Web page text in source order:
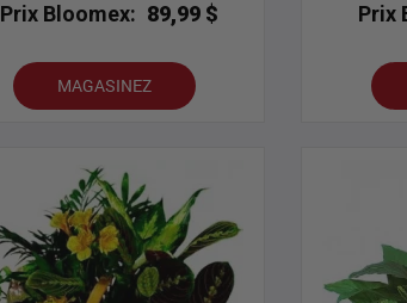
Prix Bloomex: 89,99 $
MAGASINEZ
Prix